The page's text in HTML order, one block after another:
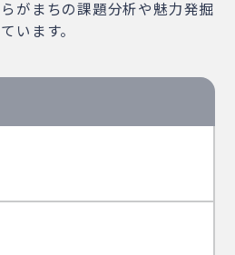
がまちの課題分析や魅力発掘
います。